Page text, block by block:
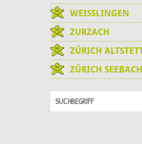
WEISSLINGEN
ZURZACH
ZÜRICH
ZÜRICH SEEBACH